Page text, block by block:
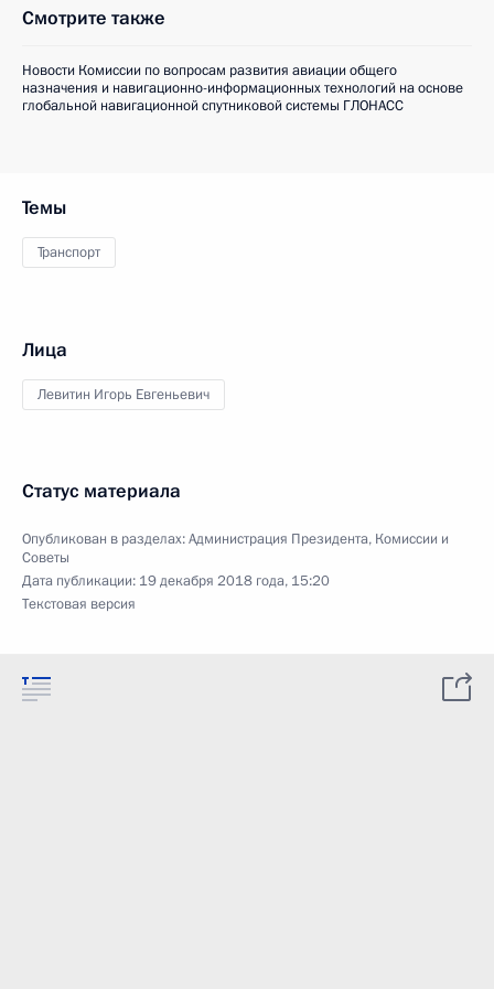
Смотрите также
Новости Комиссии по вопросам развития авиации общего
назначения и навигационно-информационных технологий на основе
глобальной навигационной спутниковой системы ГЛОНАСС
Темы
Транспорт
Лица
Левитин Игорь Евгеньевич
Статус материала
Опубликован в разделах:Администрация Президента, Комиссии и
Советы
Дата публикации: 19 декабря 2018 года, 15:20
Текстовая версия